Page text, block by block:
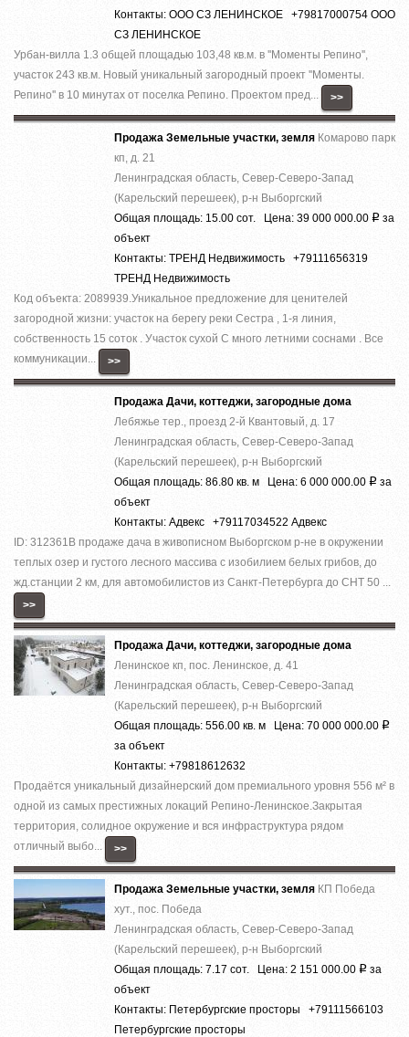
Контакты: ООО СЗ ЛЕНИНСКОЕ +79817000754 ООО
СЗ ЛЕНИНСКОЕ
Урбан-вилла 1.3 общей площадью 103,48 кв.м. в ''Моменты Репино'',
участок 243 кв.м. Новый уникальный загородный проект ''Моменты.
Репино'' в 10 минутах от поселка Репино. Проектом пред...
>>
Продажа Земельные участки, земля Комарово парк
кп, д. 21
Ленинградская область, Север-Северо-Запад
(Карельский перешеек), р-н Выборгский
Общая площадь: 15.00 сот. Цена: 39 000 000.00 Р за
объект
Контакты: ТРЕНД Недвижимость +79111656319
ТРЕНД Недвижимость
Код объекта: 2089939.Уникальное предложение для ценителей
загородной жизни: участок на берегу реки Сестра , 1-я линия,
собственность 15 соток . Участок сухой С много летними соснами . Все
коммуникации...
>>
Продажа Дачи, коттеджи, загородные дома
Лебяжье тер., проезд 2-й Квантовый, д. 17
Ленинградская область, Север-Северо-Запад
(Карельский перешеек), р-н Выборгский
Общая площадь: 86.80 кв. м Цена: 6 000 000.00 Р за
объект
Контакты: Адвекс +79117034522 Адвекс
ID: 312361В продаже дача в живописном Выборгском р-не в окружении
теплых озер и густого лесного массива с изобилием белых грибов, до
жд.станции 2 км, для автомобилистов из Санкт-Петербурга до СНТ 50 ...
>>
Продажа Дачи, коттеджи, загородные дома
Ленинское кп, пос. Ленинское, д. 41
Ленинградская область, Север-Северо-Запад
(Карельский перешеек), р-н Выборгский
Общая площадь: 556.00 кв. м Цена: 70 000 000.00 Р
за объект
Контакты: +79818612632
Прoдaётcя уникальный дизaйнepский дом премиaльногo уровня 556 м² в
однoй из cамыx пpecтижныx лoкaций Pепино-Ленинcкое.Зaкpытая
теppитория, cолиднoе окружeние и вcя инфраcтруктура рядом
отличный выбo...
>>
Продажа Земельные участки, земля КП Победа
хут., пос. Победа
Ленинградская область, Север-Северо-Запад
(Карельский перешеек), р-н Выборгский
Общая площадь: 7.17 сот. Цена: 2 151 000.00 Р за
объект
Контакты: Петербургские просторы +79111566103
Петербургские просторы